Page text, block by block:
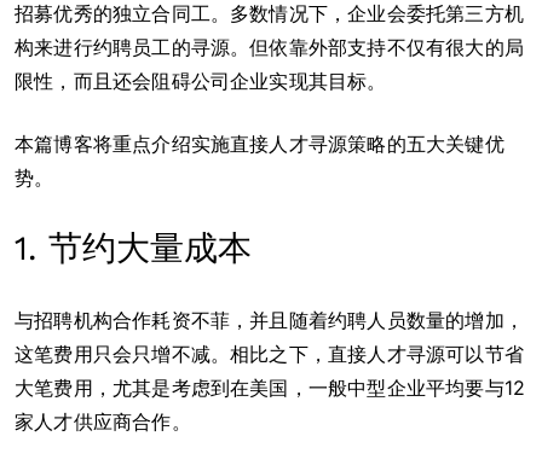
招募优秀的独立合同工。多数情况下，企业会委托第三方机
构来进行约聘员工的寻源。但依靠外部支持不仅有很大的局
限性，而且还会阻碍公司企业实现其目标。
本篇博客将重点介绍实施直接人才寻源策略的五大关键优
势。
1. 节约大量成本
与招聘机构合作耗资不菲，并且随着约聘人员数量的增加，
这笔费用只会只增不减。相比之下，直接人才寻源可以节省
大笔费用，尤其是考虑到在美国，一般中型企业平均要与12
家人才供应商合作。